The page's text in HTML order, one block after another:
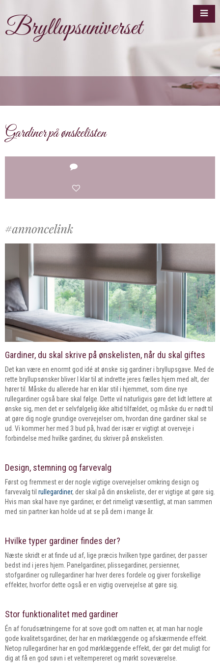
Bryllupsuniverset
Gardiner på ønskelisten
Gardiner, du skal skrive på ønskelisten, når du skal giftes
Det kan være en enormt god idé at ønske sig gardiner i bryllupsgave. Med de
rette bryllupsønsker bliver I klar til at indrette jeres fælles hjem med alt, der
hører til. Måske du allerede har en klar stil i hjemmet, som dine nye
rullegardiner også bare skal følge. Dette vil naturligvis gøre det lidt lettere at
ønske sig, men det er selvfølgelig ikke altid tilfældet, og måske du er nødt til
at gøre dig nogle grundige overvejelser om, hvordan dine gardiner skal se
ud. Vi kommer her med 3 bud på, hvad der især er vigtigt at overveje i
forbindelse med hvilke gardiner, du skriver på ønskelisten.
Design, stemning og farvevalg
Først og fremmest er der nogle vigtige overvejelser omkring design og
farvevalg til rullegardiner, der skal på din ønskeliste, der er vigtige at gøre sig.
Hvis man skal have nye gardiner, er det rimeligt væsentligt, at man sammen
med sin partner kan holde ud at se på dem i mange år.
Hvilke typer gardiner findes der?
Næste skridt er at finde ud af, lige præcis hvilken type gardiner, der passer
bedst ind i jeres hjem. Panelgardiner, plissegardiner, persienner,
stofgardiner og rullegardiner har hver deres fordele og giver forskellige
effekter, hvorfor dette også er en vigtig overvejelse at gøre sig.
Stor funktionalitet med gardiner
Én af forudsætningerne for at sove godt om natten er, at man har nogle
gode kvalitetsgardiner, der har en mørklæggende og afskærmende effekt.
Netop rullegardiner har en god mørklæggende effekt, der gør det muligt for
dig at få en god søvn i et veltempereret og mørkt soveværelse.